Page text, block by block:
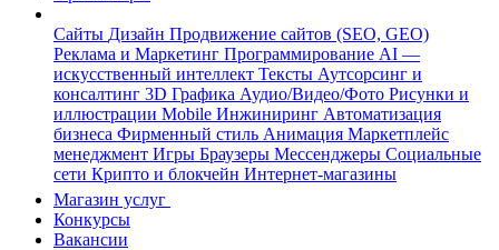
Сайты Дизайн Продвижение сайтов (SEO, GEO)
Реклама и Маркетинг Программирование AI —
искусственный интеллект Тексты Аутсорсинг и
консалтинг 3D Графика Аудио/Видео/Фото Рисунки и
иллюстрации Mobile Инжиниринг Автоматизация
бизнеса Фирменный стиль Анимация Маркетплейс
менеджмент Игры Браузеры Мессенджеры Социальные
сети Крипто и блокчейн Интернет-магазины
Магазин услуг
Конкурсы
Вакансии